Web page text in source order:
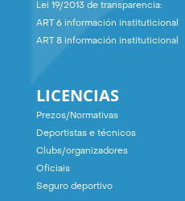
Lei 19/2013 de transparencia:
ART 6 información instituticional
ART 8 información instituticional
LICENCIAS
Prezos/Normativas
Deportistas e técnicos
Clubs/organizadores
Oficiais
Seguro deportivo